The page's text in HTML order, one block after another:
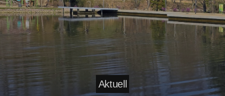
Aktuell